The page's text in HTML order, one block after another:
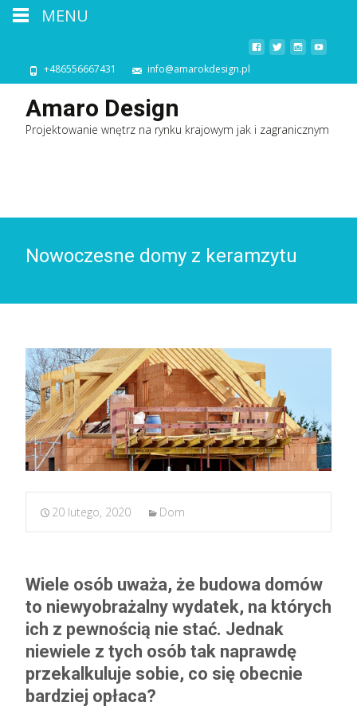
+486556667431 info@amarokdesign.pl
Amaro Design
Projektowanie wnętrz na rynku krajowym jak i zagranicznym
Nowoczesne domy z keramzytu
20 lutego, 2020 Dom
Wiele osób uważa, że budowa domów
to niewyobrażalny wydatek, na których
ich z pewnością nie stać. Jednak
niewiele z tych osób tak naprawdę
przekalkuluje sobie, co się obecnie
bardziej opłaca?
MENU